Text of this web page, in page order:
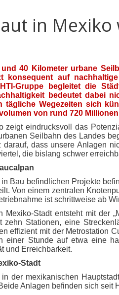
in Mexiko
40 Kilometer urbane
konsequent auf
Gruppe begleitet die
bedeutet dabei
tägliche Wegezeiten sich
von rund 720
zeigt eindrucksvoll das
Seilbahn des Landes
darauf, dass unsere Anlagen
die bislang schwer
Bau befindlichen Projekte
Von einem zentralen
ist schrittweise ab
Mexiko-Stadt entsteht mit der
zehn Stationen, eine
effizient mit der Metrostation
einer Stunde auf etwa eine
und Erreichbarkeit.
Stadt
der mexikanischen
Anlagen befinden sich